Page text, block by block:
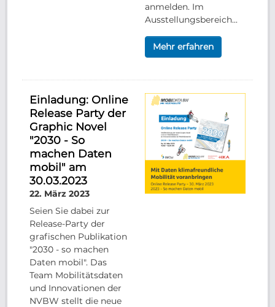
anmelden. Im
Ausstellungsbereich...
Mehr erfahren
Einladung: Online
Release Party der
Graphic Novel
"2030 - So
machen Daten
mobil" am
30.03.2023
22. März 2023
Seien Sie dabei zur
Release-Party der
grafischen Publikation
"2030 - so machen
Daten mobil". Das
Team Mobilitätsdaten
und Innovationen der
NVBW stellt die neue